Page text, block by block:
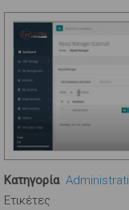
Κατηγορία
Ετικέτες